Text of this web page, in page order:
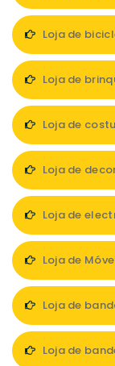
Loja de
Loja de
Loja de
Loja de
Loja de
Loja de
Loja de
Loja de